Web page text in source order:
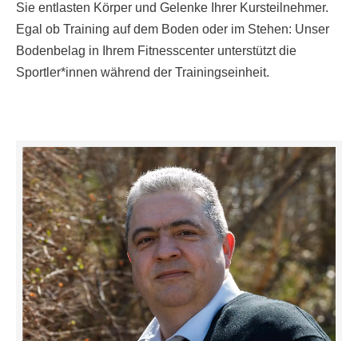
Sie entlasten Körper und Gelenke Ihrer Kursteilnehmer.
Egal ob Training auf dem Boden oder im Stehen: Unser
Bodenbelag in Ihrem Fitnesscenter unterstützt die
Sportler*innen während der Trainingseinheit.